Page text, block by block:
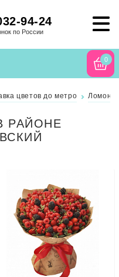
94-24
по России
0
цветов до метро
РАЙОНЕ